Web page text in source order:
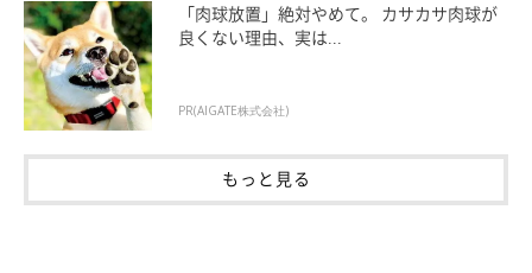
＠minibiba10969
「肉球放置」絶対やめて。 カサカサ肉球が
良くない理由、実は...
PR(AIGATE株式会社)
もっと見る